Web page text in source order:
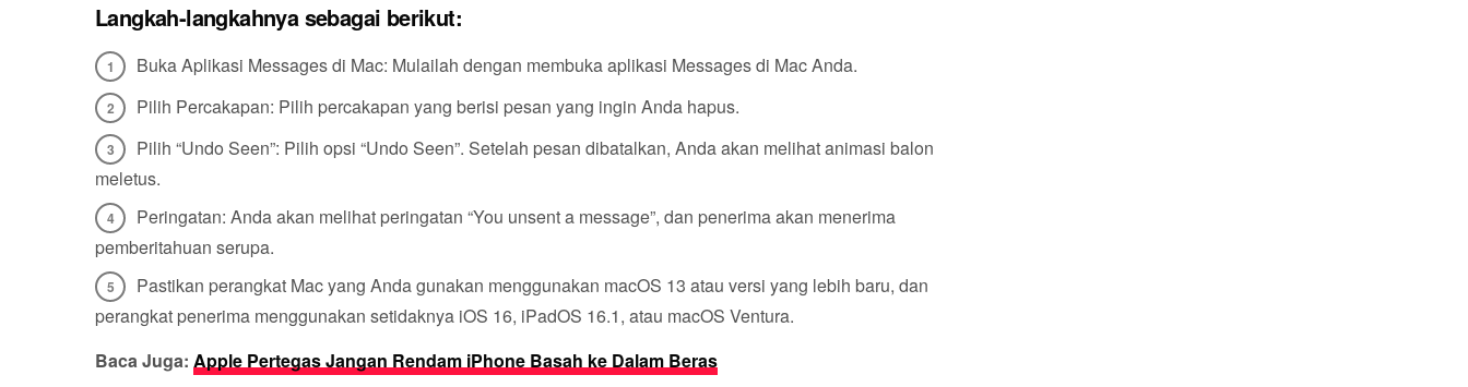
Langkah-langkahnya sebagai berikut:
Buka Aplikasi Messages di Mac: Mulailah dengan membuka aplikasi Messages di Mac Anda.
Pilih Percakapan: Pilih percakapan yang berisi pesan yang ingin Anda hapus.
Pilih “Undo Seen”: Pilih opsi “Undo Seen”. Setelah pesan dibatalkan, Anda akan melihat animasi balon
meletus.
Peringatan: Anda akan melihat peringatan “You unsent a message”, dan penerima akan menerima
pemberitahuan serupa.
Pastikan perangkat Mac yang Anda gunakan menggunakan macOS 13 atau versi yang lebih baru, dan
perangkat penerima menggunakan setidaknya iOS 16, iPadOS 16.1, atau macOS Ventura.
Baca Juga:Apple Pertegas Jangan Rendam iPhone Basah ke Dalam Beras